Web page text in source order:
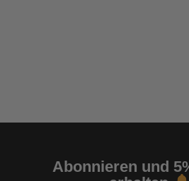
Abonnieren und